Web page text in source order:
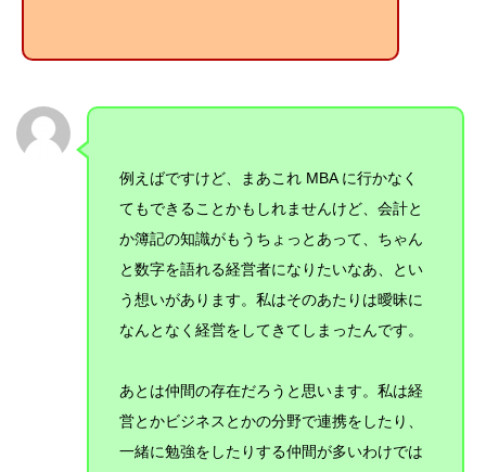
例えばですけど、まあこれ MBA に行かなく
てもできることかもしれませんけど、会計と
か簿記の知識がもうちょっとあって、ちゃん
と数字を語れる経営者になりたいなあ、とい
う想いがあります。 私はそのあたりは曖昧に
なんとなく経営をしてきてしまったんです。
あとは仲間の存在だろうと思います。私は経
営とかビジネスとかの分野で連携をしたり、
一緒に勉強をしたりする仲間が多いわけでは